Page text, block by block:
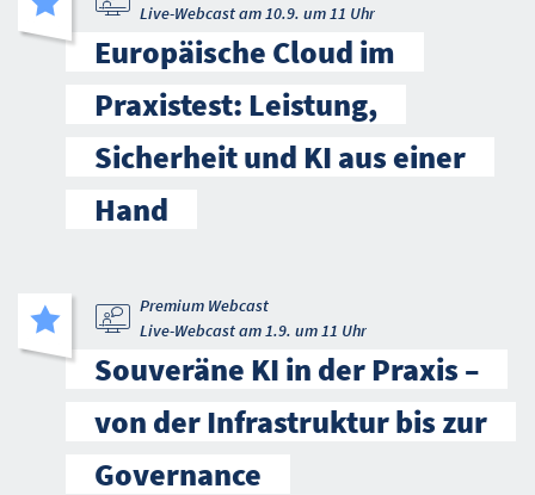
Live-Webcast am 10.9. um 11 Uhr
Europäische Cloud im
Praxistest: Leistung,
Sicherheit und KI aus einer
Hand
Premium Webcast
Live-Webcast am 1.9. um 11 Uhr
Souveräne KI in der Praxis –
von der Infrastruktur bis zur
Governance